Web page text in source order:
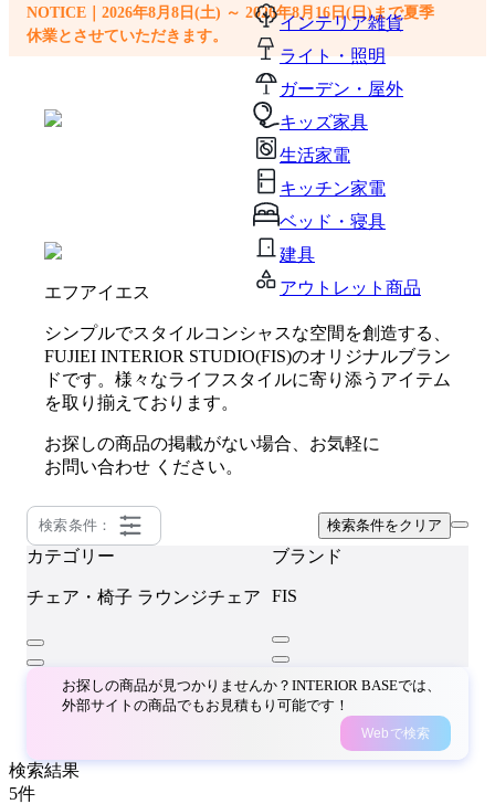
インテリア雑貨
ライト・照明
ガーデン・屋外
キッズ家具
生活家電
キッチン家電
ベッド・寝具
建具
アウトレット商品
NOTICE｜2026年8月8日(土) ～ 2026年8月16日(日)まで夏季
休業とさせていただきます。
エフアイエス
シンプルでスタイルコンシャスな空間を創造する、
FUJIEI INTERIOR STUDIO(FIS)のオリジナルブラン
ドです。様々なライフスタイルに寄り添うアイテム
を取り揃えております。
お探しの商品の掲載がない場合、お気軽に
お問い合わせ ください。
検索条件： 検索条件をクリア
カテゴリー
チェア・椅子 ラウンジチェア
ブランド
FIS
お探しの商品が見つかりませんか？INTERIOR BASEでは、
外部サイトの商品でもお見積もり可能です！
Webで検索
検索結果
5件